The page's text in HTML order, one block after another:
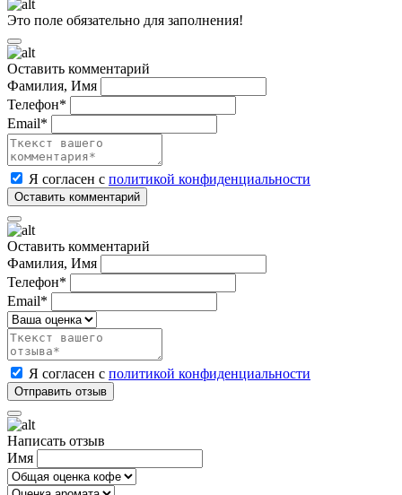
Это поле обязательно для заполнения!
Оставить комментарий
Фамилия, Имя
Телефон*
Email*
Я согласен с политикой конфиденциальности
Оставить комментарий
Фамилия, Имя
Телефон*
Email*
Я согласен с политикой конфиденциальности
Написать отзыв
Имя